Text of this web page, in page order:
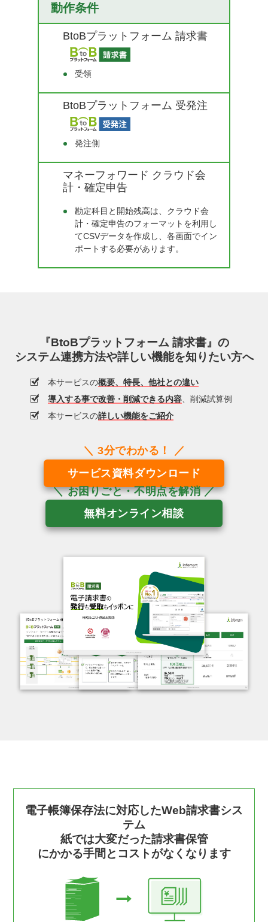
動作条件
BtoBプラットフォーム 請求書
受領
BtoBプラットフォーム 受発注
発注側
マネーフォワード クラウド会
計・確定申告
勘定科目と開始残高は、クラウド会
計・確定申告のフォーマットを利用し
てCSVデータを作成し、各画面でイン
ポートする必要があります。
『BtoBプラットフォーム 請求書』の
システム連携方法や詳しい機能を知りたい方へ
本サービスの概要、特長、他社との違い
導入する事で改善・削減できる内容、削減試算例
本サービスの詳しい機能をご紹介
サービス資料ダウンロード
無料オンライン相談
電子帳簿保存法に対応したWeb請求書シス
テム
紙では大変だった請求書保管
にかかる手間とコストがなくなります